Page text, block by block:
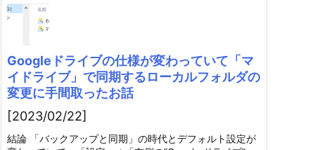
Googleドライブの仕様が変わっていて「マ
イドライブ」で同期するローカルフォルダの
変更に手間取ったお話
[2023/02/22]
結論 「バックアップと同期」の時代とデフォルト設定が